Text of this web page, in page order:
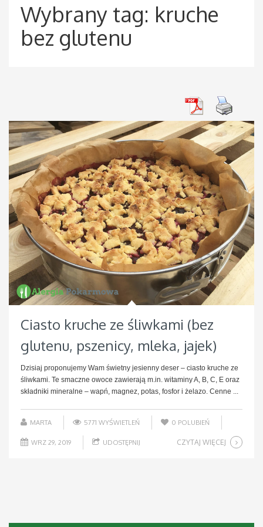
Wybrany tag: kruche
bez glutenu
Ciasto kruche ze śliwkami (bez
glutenu, pszenicy, mleka, jajek)
Dzisiaj proponujemy Wam świetny jesienny deser – ciasto kruche ze
śliwkami. Te smaczne owoce zawierają m.in. witaminy A, B, C, E oraz
składniki mineralne – wapń, magnez, potas, fosfor i żelazo. Cenne ...
MARTA 5771 WYŚWIETLEŃ 0 POLUBIEŃ
WRZ 29, 2019 UDOSTĘPNIJ CZYTAJ WIĘCEJ